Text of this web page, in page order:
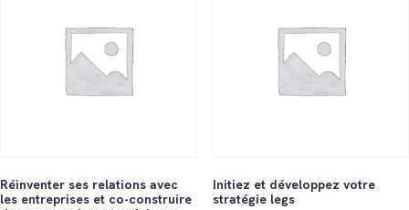
Réinventer ses relations avec
les entreprises et co-construire
Initiez et développez votre
stratégie legs